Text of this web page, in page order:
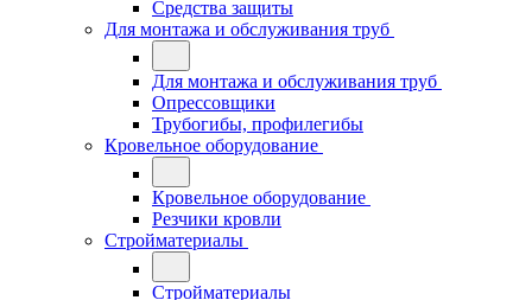
Средства защиты
Для монтажа и обслуживания труб
Для монтажа и обслуживания труб
Опрессовщики
Трубогибы, профилегибы
Кровельное оборудование
Кровельное оборудование
Резчики кровли
Стройматериалы
Стройматериалы